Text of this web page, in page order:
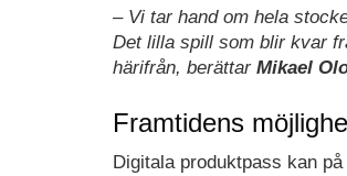
– Vi tar hand om hela
Det lilla spill som blir kvar
härifrån, berättar Mikael
Framtidens
Digitala produktpass kan